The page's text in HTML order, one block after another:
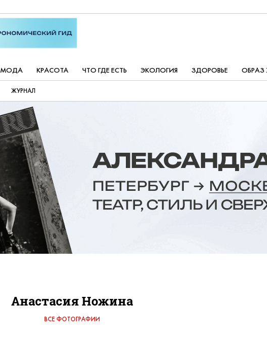
МОДА КРАСОТА ЧТО ГДЕ ЕСТЬ ЭКОЛОГИЯ ЗДОРОВЬЕ
ЖУРНАЛ
Анастасия Ножина
ВСЕ ФОТОГРАФИИ